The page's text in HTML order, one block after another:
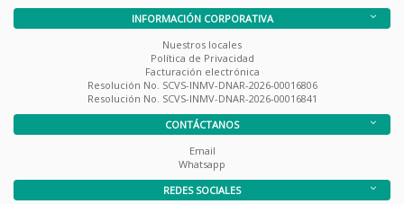
INFORMACIÓN CORPORATIVA
Nuestros locales
Política de Privacidad
Facturación electrónica
Resolución No. SCVS-INMV-DNAR-2026-00016806
Resolución No. SCVS-INMV-DNAR-2026-00016841
CONTÁCTANOS
Email
Whatsapp
REDES SOCIALES